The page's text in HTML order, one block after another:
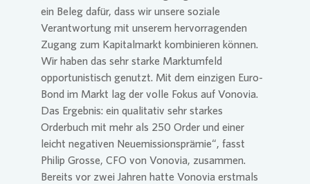
ein Beleg dafür, dass wir unsere soziale
Verantwortung mit unserem hervorragenden
Zugang zum Kapitalmarkt kombinieren können.
Wir haben das sehr starke Marktumfeld
opportunistisch genutzt. Mit dem einzigen Euro-
Bond im Markt lag der volle Fokus auf Vonovia.
Das Ergebnis: ein qualitativ sehr starkes
Orderbuch mit mehr als 250 Order und einer
leicht negativen Neuemissionsprämie“, fasst
Philip Grosse, CFO von Vonovia, zusammen.
Bereits vor zwei Jahren hatte Vonovia erstmals